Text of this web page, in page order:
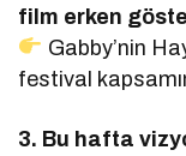
film erken
Gabby’nin
festival
3. Bu hafta